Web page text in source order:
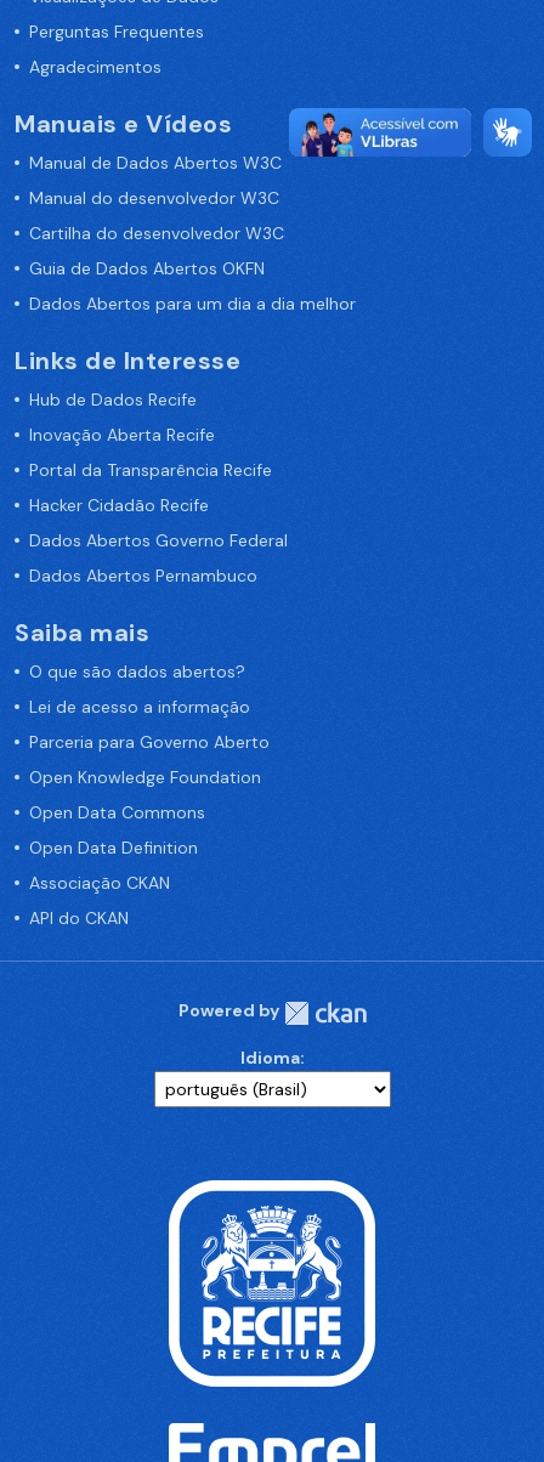
Perguntas Frequentes
Agradecimentos
Manuais e Vídeos
Manual de Dados Abertos W3C
Manual do desenvolvedor W3C
Cartilha do desenvolvedor W3C
Guia de Dados Abertos OKFN
Dados Abertos para um dia a dia melhor
Links de Interesse
Hub de Dados Recife
Inovação Aberta Recife
Portal da Transparência Recife
Hacker Cidadão Recife
Dados Abertos Governo Federal
Dados Abertos Pernambuco
Saiba mais
O que são dados abertos?
Lei de acesso a informação
Parceria para Governo Aberto
Open Knowledge Foundation
Open Data Commons
Open Data Definition
Associação CKAN
API do CKAN
Powered by
Idioma